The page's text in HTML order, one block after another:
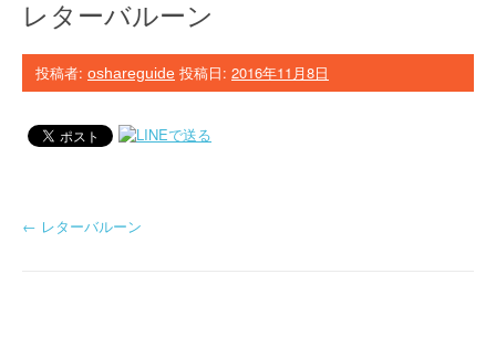
レターバルーン
投稿者: oshareguide 投稿日: 2016年11月8日
投
← レターバルーン